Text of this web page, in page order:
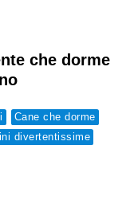
che dorme
Cane che dorme
divertentissime